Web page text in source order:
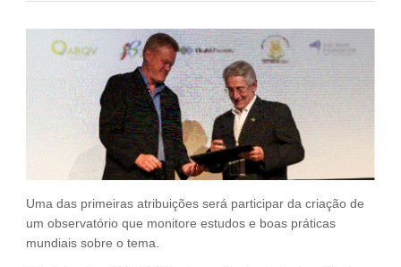
NOSSAS ASSOCIADAS
SEJA UM ASSOCIADO
Uma das primeiras atribuições será participar da criação de
um observatório que monitore estudos e boas práticas
mundiais sobre o tema.